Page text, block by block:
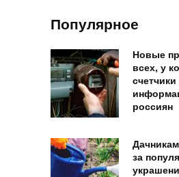
Популярное
Новые
всех, у
россиян
за